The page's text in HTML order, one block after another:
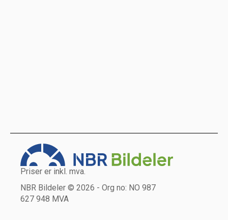
Priser er inkl. mva.
NBR Bildeler © 2026 - Org no: NO 987
627 948 MVA